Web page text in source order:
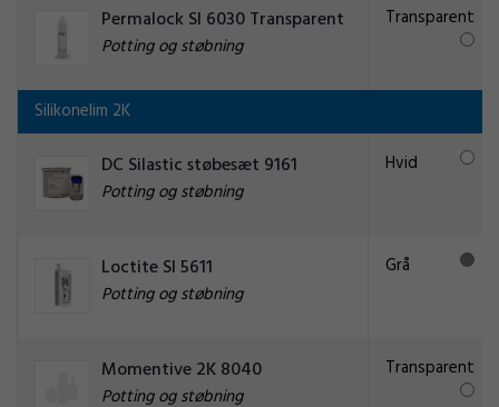
Permalock SI 6030 Transparent
Potting og støbning
Transparent
Silikonelim 2K
DC Silastic støbesæt 9161
Potting og støbning
Hvid
Loctite SI 5611
Potting og støbning
Grå
Momentive 2K 8040
Potting og støbning
Transparent